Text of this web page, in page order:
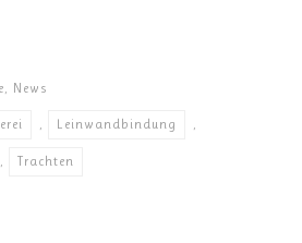
News
Leinwandbindung
Trachten